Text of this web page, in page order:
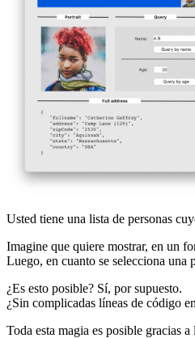
Usted tiene una lista de personas
Imagine que quiere mostrar, en un
Luego, en cuanto se selecciona una
¿Es esto posible? Sí, por supuesto.
¿Sin complicadas líneas de código
Toda esta magia es posible gracias